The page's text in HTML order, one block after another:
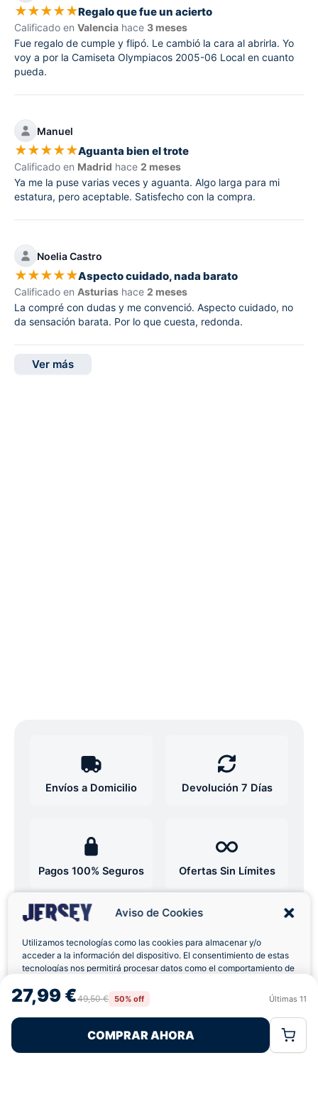
Aviso de Cookies
Utilizamos tecnologías como las cookies para almacenar y/o
acceder a la información del dispositivo. El consentimiento de estas
tecnologías nos permitirá procesar datos como el comportamiento de
retirar el consentimiento, puede afectar negativamente a ciertas
características y funciones.
Rechazar
Política de CookiesPolítica de Privacidad
27,99 €49,50 € 50% off Últimas 11
COMPRAR AHORA
★★★★★Regalo que fue un acierto
Calificado en Valencia hace 3 meses
Fue regalo de cumple y flipó. Le cambió la cara al abrirla. Yo
voy a por la Camiseta Olympiacos 2005-06 Local en cuanto
pueda.
Manuel
★★★★★Aguanta bien el trote
Calificado en Madrid hace 2 meses
Ya me la puse varias veces y aguanta. Algo larga para mi
estatura, pero aceptable. Satisfecho con la compra.
Noelia Castro
★★★★★Aspecto cuidado, nada barato
Calificado en Asturias hace 2 meses
La compré con dudas y me convenció. Aspecto cuidado, no
da sensación barata. Por lo que cuesta, redonda.
Ver más
Envíos a Domicilio Devolución 7 Días
Pagos 100% Seguros Ofertas Sin Límites
¿Tienes dudas con la talla o el envío?